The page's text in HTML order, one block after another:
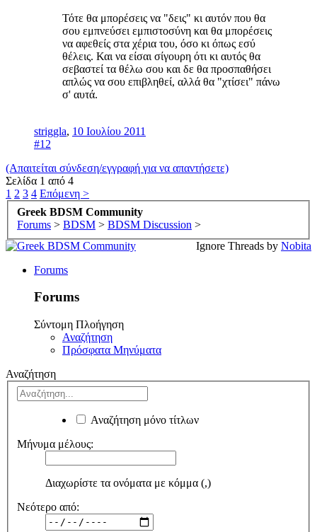
Τότε θα μπορέσεις να "δεις" κι αυτόν που θα
σου εμπνεύσει εμπιστοσύνη και θα μπορέσεις
να αφεθείς στα χέρια του, όσο κι όπως εσύ
θέλεις. Και να είσαι σίγουρη ότι κι αυτός θα
σεβαστεί τα θέλω σου και δε θα προσπαθήσει
απλώς να σου επιβληθεί, αλλά θα "χτίσει" πάνω
σ' αυτά.
striggla, 10 Ιουλίου 2011
#12
(Απαιτείται σύνδεση/εγγραφή για να απαντήσετε)
Σελίδα 1 από 4
1 2 3 4 Επόμενη >
Greek BDSM Community
Forums > BDSM > BDSM Discussion >
Ignore Threads by Nobita
Forums
Forums
Σύντομη Πλοήγηση
Αναζήτηση
Πρόσφατα Μηνύματα
Αναζήτηση
Αναζήτηση μόνο τίτλων
Μήνυμα μέλους:
Διαχωρίστε τα ονόματα με κόμμα (,)
Νεότερο από: